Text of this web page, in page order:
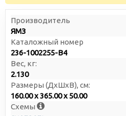
Производитель
ЯМЗ
Каталожный номер
236-1002255-В4
Вес, кг:
2.130
Размеры (ДxШxВ), см:
160.00 x 365.00 x 50.00
Схемы